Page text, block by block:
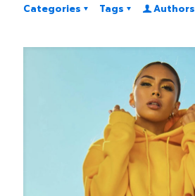
Categories Tags Authors